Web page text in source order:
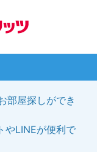
部屋探しができ
やLINEが便利で